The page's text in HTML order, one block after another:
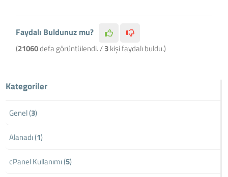
Faydalı Buldunuz mu?
(21060defa görüntülendi. /3kişi faydalı buldu.)
Kategoriler
Genel (3)
Alanadı (1)
cPanel Kullanımı (5)